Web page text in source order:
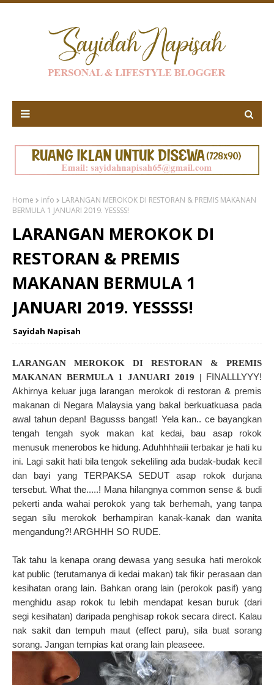
Home info
LARANGAN MEROKOK DI RESTORAN & PREMIS MAKANAN
BERMULA 1 JANUARI 2019. YESSSS!
LARANGAN MEROKOK DI
RESTORAN & PREMIS
MAKANAN BERMULA 1
JANUARI 2019. YESSSS!
Sayidah Napisah
LARANGAN MEROKOK DI RESTORAN & PREMIS
MAKANAN BERMULA 1 JANUARI 2019 | FINALLLYYY!
Akhirnya keluar juga larangan merokok di restoran & premis
makanan di Negara Malaysia yang bakal berkuatkuasa pada
awal tahun depan! Bagusss bangat! Yela kan.. ce bayangkan
tengah tengah syok makan kat kedai, bau asap rokok
menusuk menerobos ke hidung. Aduhhhhaiii terbakar je hati ku
ini. Lagi sakit hati bila tengok sekeliling ada budak-budak kecil
dan bayi yang TERPAKSA SEDUT asap rokok durjana
tersebut. What the.....! Mana hilangnya common sense & budi
pekerti anda wahai perokok yang tak berhemah, yang tanpa
segan silu merokok berhampiran kanak-kanak dan wanita
mengandung?! ARGHHH SO RUDE.
Tak tahu la kenapa orang dewasa yang sesuka hati merokok
kat public (terutamanya di kedai makan) tak fikir perasaan dan
kesihatan orang lain. Bahkan orang lain (perokok pasif) yang
menghidu asap rokok tu lebih mendapat kesan buruk (dari
segi kesihatan) daripada penghisap rokok secara direct. Kalau
nak sakit dan tempuh maut (effect paru), sila buat sorang
sorang. Jangan tempias kat orang lain pleaseee.